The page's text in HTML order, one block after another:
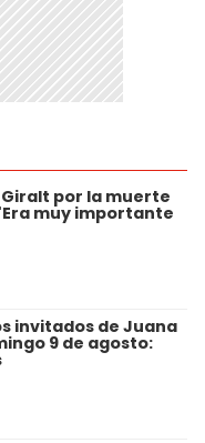
Giralt por la muerte
muy importante
invitados de Juana
9 de agosto: